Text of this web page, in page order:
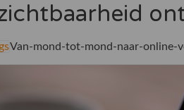
Van-mond-tot-mond-naar-online-